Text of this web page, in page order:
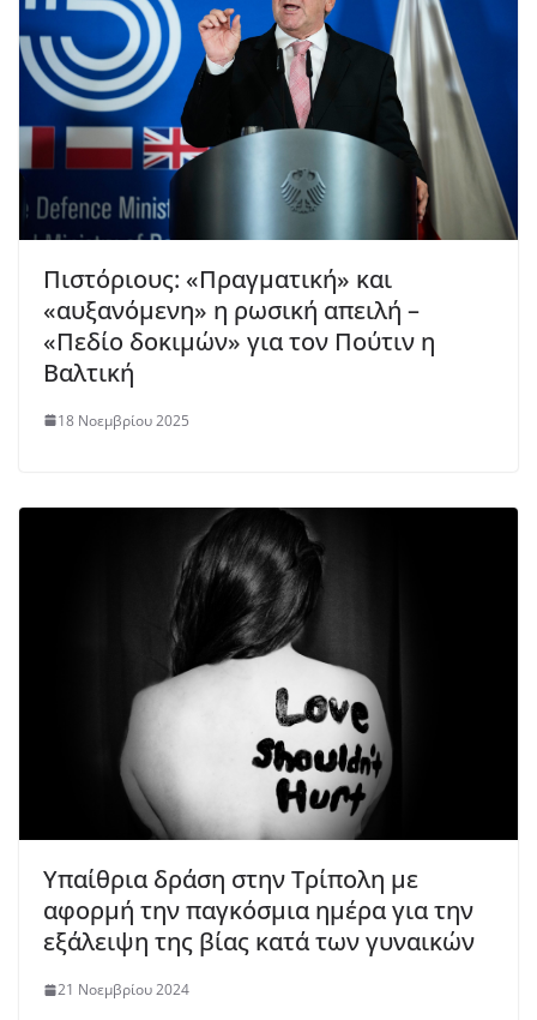
Πιστόριους: «Πραγματική» και
«αυξανόμενη» η ρωσική απειλή –
«Πεδίο δοκιμών» για τον Πούτιν η
Βαλτική
18 Νοεμβρίου 2025
Υπαίθρια δράση στην Τρίπολη με
αφορμή την παγκόσμια ημέρα για την
εξάλειψη της βίας κατά των γυναικών
21 Νοεμβρίου 2024